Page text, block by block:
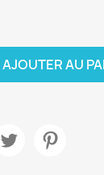
AJOUTER AU